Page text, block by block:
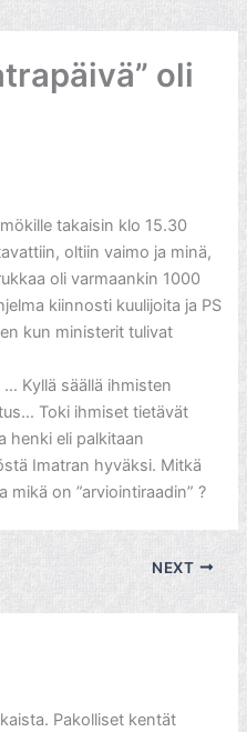
oli
takaisin klo 15.30
oltiin vaimo ja minä,
oli varmaankin 1000
kiinnosti kuulijoita ja PS
kun ministerit tulivat
Kyllä säällä ihmisten
Toki ihmiset tietävät
henki eli palkitaan
Imatran hyväksi. Mitkä
mikä on ”arviointiraadin” ?
NEXT
Pakolliset kentät